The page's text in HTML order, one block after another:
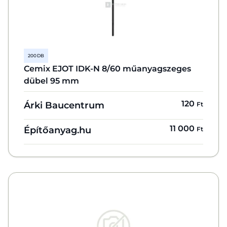
200 DB
Cemix EJOT IDK-N 8/60 műanyagszeges
dübel 95 mm
Árki Baucentrum 120 Ft
Építőanyag.hu 11 000 Ft